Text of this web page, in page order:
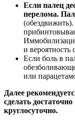
Если палец
перелома.
и вероятность
Если боль в
или
Далее
сделать
круглосуточно.